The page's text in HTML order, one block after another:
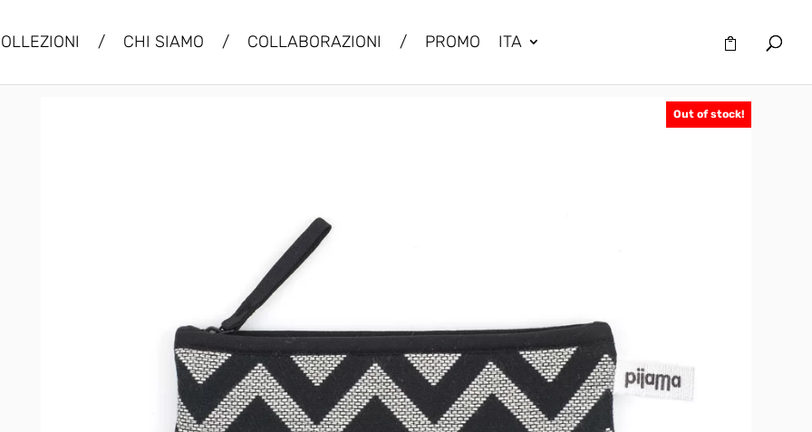
/ CHI SIAMO / COLLABORAZIONI / PROMO ITA
Out of stock!